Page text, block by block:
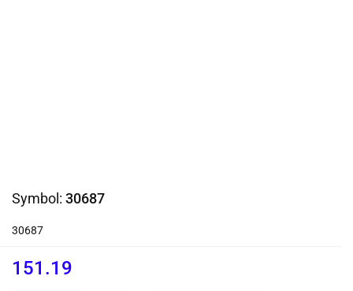
Symbol: 30687
30687
151.19